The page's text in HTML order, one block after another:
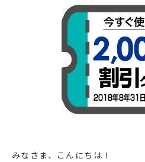
みなさま、こんにちは！